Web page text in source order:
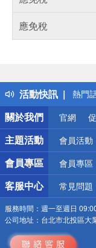
應免稅
活動快訊
得獎
熱門
銀行
偏遠
詐騙
關於我們
官網
主題活動 會員活動
會員專區 會員專區
客服中心 常見問題
服務時間： 週一至週日
公司地址： 台北市北投區大